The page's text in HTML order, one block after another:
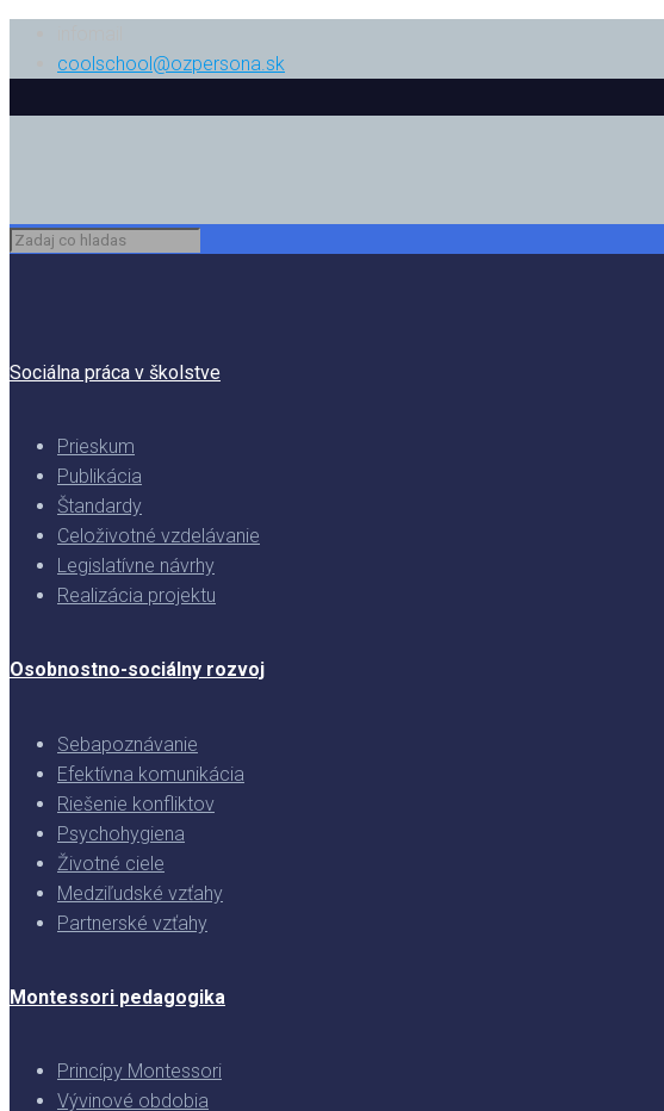
coolschool@ozpersona.sk
Sociálna práca v školstve
Prieskum
Publikácia
Štandardy
Celoživotné vzdelávanie
Legislatívne návrhy
Realizácia projektu
Osobnostno-sociálny rozvoj
Sebapoznávanie
Efektívna komunikácia
Riešenie konfliktov
Psychohygiena
Životné ciele
Medziľudské vzťahy
Partnerské vzťahy
Montessori pedagogika
Princípy Montessori
Vývinové obdobia